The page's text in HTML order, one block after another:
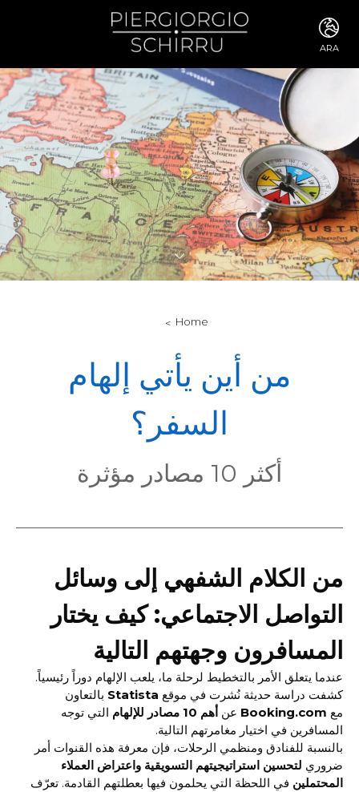
ARA
RUS
CHI
JPN
SVE
POR
ARA
DUT
KOR
Home
من أين يأتي إلهام
السفر؟
أكثر 10 مصادر مؤثرة
من الكلام الشفهي إلى وسائل
التواصل الاجتماعي: كيف يختار
المسافرون وجهتهم التالية
عندما يتعلق الأمر بالتخطيط لرحلة ما، يلعب الإلهام دوراً رئيسياً.
كشفت دراسة حديثة نُشرت في موقع Statista بالتعاون
مع Booking.com عن أهم 10 مصادر للإلهام
التي توجه
المسافرين في اختيار مغامرتهم التالية.
بالنسبة للفنادق ومنظمي الرحلات، فإن معرفة هذه القنوات أمر
ضروري لتحسين استراتيجيتهم التسويقية واعتراض العملاء
المحتملين في اللحظة التي يحلمون فيها بعطلتهم القادمة. تعرّف